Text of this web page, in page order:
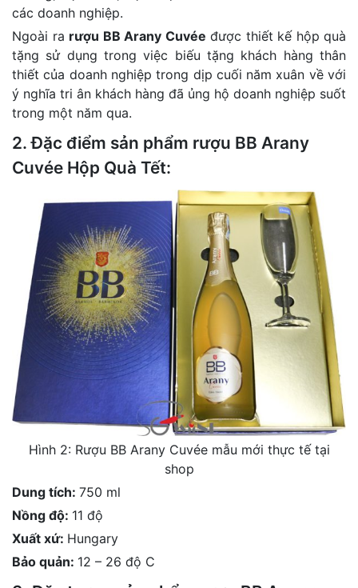
các doanh nghiệp.
Ngoài ra rượu BB Arany Cuvée được thiết kế hộp quà
tặng sử dụng trong việc biếu tặng khách hàng thân
thiết của doanh nghiệp trong dịp cuối năm xuân về với
ý nghĩa tri ân khách hàng đã ủng hộ doanh nghiệp suốt
trong một năm qua.
2. Đặc điểm sản phẩm rượu BB Arany
Cuvée Hộp Quà Tết:
Hình 2: Rượu BB Arany Cuvée mẫu mới thực tế tại
shop
Dung tích: 750 ml
Nồng độ: 11 độ
Xuất xứ: Hungary
Bảo quản: 12 – 26 độ C